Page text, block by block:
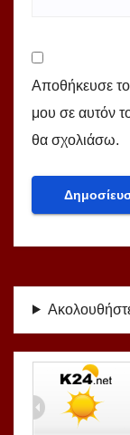
Αποθήκευσε
μου σε αυτόν
θα σχολιάσω.